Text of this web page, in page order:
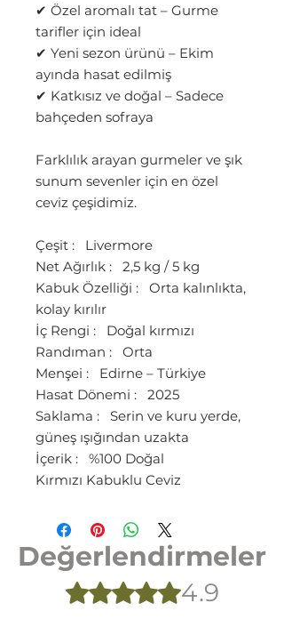
✔ Özel aromalı tat – Gurme
tarifler için ideal
✔ Yeni sezon ürünü – Ekim
ayında hasat edilmiş
✔ Katkısız ve doğal – Sadece
bahçeden sofraya
Farklılık arayan gurmeler ve şık
sunum sevenler için en özel
ceviz çeşidimiz.
Çeşit : Livermore
Net Ağırlık : 2,5 kg / 5 kg
Kabuk Özelliği : Orta kalınlıkta,
kolay kırılır
İç Rengi : Doğal kırmızı
Randıman : Orta
Menşei : Edirne – Türkiye
Hasat Dönemi : 2025
Saklama : Serin ve kuru yerde,
güneş ışığından uzakta
İçerik : %100 Doğal
Kırmızı Kabuklu Ceviz
Değerlendirmeler
5 üzerinden 4,9 yıldız4.9